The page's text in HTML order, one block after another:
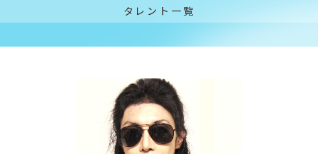
タレント一覧